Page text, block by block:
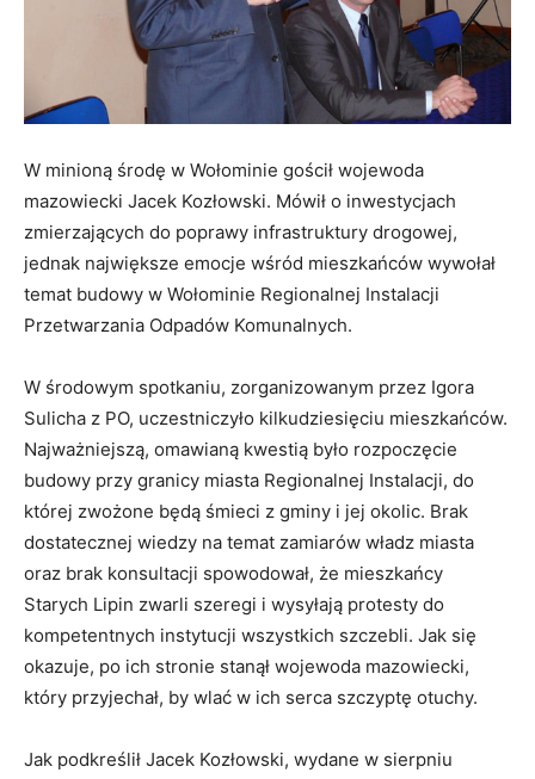
W minioną środę w Wołominie gościł wojewoda
mazowiecki Jacek Kozłowski. Mówił o inwestycjach
zmierzających do poprawy infrastruktury drogowej,
jednak największe emocje wśród mieszkańców wywołał
temat budowy w Wołominie Regionalnej Instalacji
Przetwarzania Odpadów Komunalnych.
W środowym spotkaniu, zorganizowanym przez Igora
Sulicha z PO, uczestniczyło kilkudziesięciu mieszkańców.
Najważniejszą, omawianą kwestią było rozpoczęcie
budowy przy granicy miasta Regionalnej Instalacji, do
której zwożone będą śmieci z gminy i jej okolic. Brak
dostatecznej wiedzy na temat zamiarów władz miasta
oraz brak konsultacji spowodował, że mieszkańcy
Starych Lipin zwarli szeregi i wysyłają protesty do
kompetentnych instytucji wszystkich szczebli. Jak się
okazuje, po ich stronie stanął wojewoda mazowiecki,
który przyjechał, by wlać w ich serca szczyptę otuchy.
Jak podkreślił Jacek Kozłowski, wydane w sierpniu